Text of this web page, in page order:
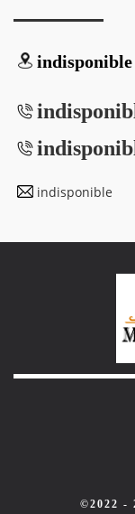
indisponible
indisponible
©2022 -